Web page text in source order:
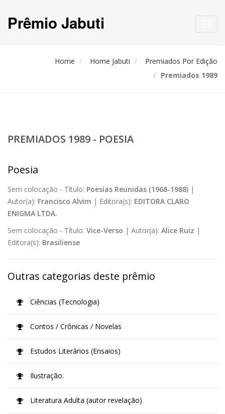
Prêmio Jabuti
Home Home Jabuti
Premiados Por Edição
Premiados 1989
PREMIADOS 1989 - POESIA
Poesia
Sem colocação - Título: Poesias Reunidas (1968-1988) |
Autor(a): Francisco Alvim | Editora(s): EDITORA CLARO
ENIGMA LTDA.
Sem colocação - Título: Vice-Verso | Autor(a): Alice Ruiz |
Editora(s): Brasiliense
Outras categorias deste prêmio
Ciências (Tecnologia)
Contos / Crônicas / Novelas
Estudos Literários (Ensaios)
Ilustração.
Literatura Adulta (autor revelação)